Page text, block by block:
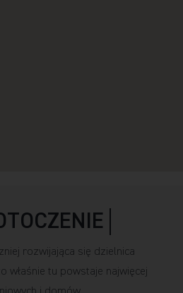
rozwijająca się dzielnica
właśnie tu powstaje najwięcej